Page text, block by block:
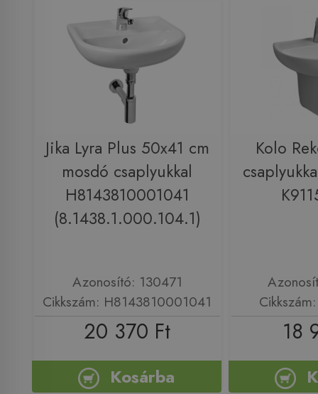
Jika Lyra Plus 50x41 cm
mosdó csaplyukkal
H8143810001041
(8.1438.1.000.104.1)
Azonosító: 130471
Cikkszám: H8143810001041
20 370 Ft
Kosárba
Kolo
18